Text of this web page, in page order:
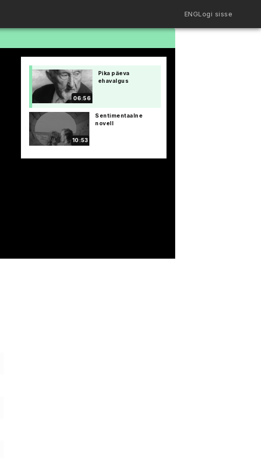
ENGLogi sisse
06:56
Pika päeva
ehavalgus
10:53
Sentimentaalne
novell